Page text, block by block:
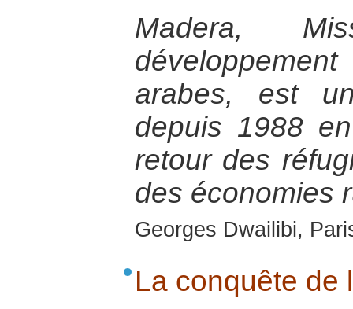
Madera,
arabes, est
depuis 1988
retour des
des économies
Georges Dwailibi,
La conquête de